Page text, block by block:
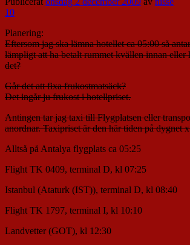
10
Planering:
Eftersom jag ska lämna hotellet ca 05:00 så
lämpligt att ha betalt rummet kvällen innan eller
det?
Går det att fixa frukostmatsäck?
Det ingår ju frukost i hotellpriset.
Antingen tar jag taxi till Flygplatsen eller
anordnar. Taxipriset är den här tiden på dygnet
Alltså på Antalya flygplats ca 05:25
Flight TK 0409, terminal D, kl 07:25
Istanbul (Ataturk (IST)), terminal D, kl 08:40
Flight TK 1797, terminal I, kl 10:10
Landvetter (GOT), kl 12:30